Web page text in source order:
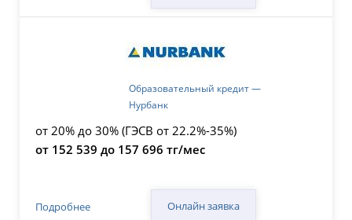
Образовательный кредит —
Нурбанк
от 20% до 30% (ГЭСВ от 22.2%-35%)
от 152 539 до 157 696 тг/мес
Подробнее Онлайн заявка